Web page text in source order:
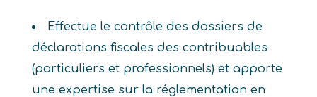
Effectue le contrôle des dossiers de
déclarations fiscales des contribuables
(particuliers et professionnels) et apporte
une expertise sur la réglementation en